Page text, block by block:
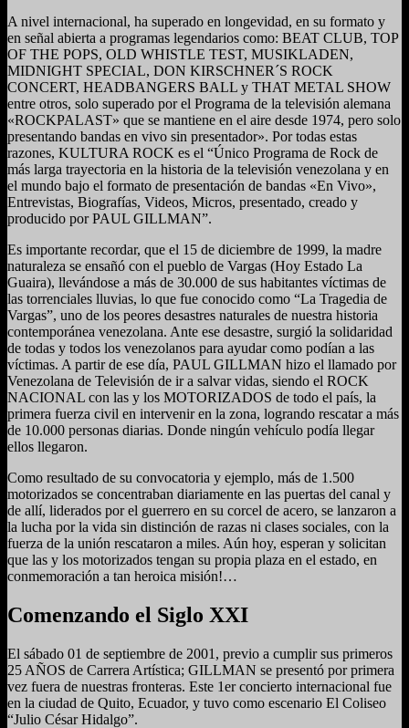
A nivel internacional, ha superado en longevidad, en su formato y
en señal abierta a programas legendarios como: BEAT CLUB, TOP
OF THE POPS, OLD WHISTLE TEST, MUSIKLADEN,
MIDNIGHT SPECIAL, DON KIRSCHNER´S ROCK
CONCERT, HEADBANGERS BALL y THAT METAL SHOW
entre otros, solo superado por el Programa de la televisión alemana
«ROCKPALAST» que se mantiene en el aire desde 1974, pero solo
presentando bandas en vivo sin presentador». Por todas estas
razones, KULTURA ROCK es el “Único Programa de Rock de
más larga trayectoria en la historia de la televisión venezolana y en
el mundo bajo el formato de presentación de bandas «En Vivo»,
Entrevistas, Biografías, Videos, Micros, presentado, creado y
producido por PAUL GILLMAN”.
Es importante recordar, que el 15 de diciembre de 1999, la madre
naturaleza se ensañó con el pueblo de Vargas (Hoy Estado La
Guaira), llevándose a más de 30.000 de sus habitantes víctimas de
las torrenciales lluvias, lo que fue conocido como “La Tragedia de
Vargas”, uno de los peores desastres naturales de nuestra historia
contemporánea venezolana. Ante ese desastre, surgió la solidaridad
de todas y todos los venezolanos para ayudar como podían a las
víctimas. A partir de ese día, PAUL GILLMAN hizo el llamado por
Venezolana de Televisión de ir a salvar vidas, siendo el ROCK
NACIONAL con las y los MOTORIZADOS de todo el país, la
primera fuerza civil en intervenir en la zona, logrando rescatar a más
de 10.000 personas diarias. Donde ningún vehículo podía llegar
ellos llegaron.
Como resultado de su convocatoria y ejemplo, más de 1.500
motorizados se concentraban diariamente en las puertas del canal y
de allí, liderados por el guerrero en su corcel de acero, se lanzaron a
la lucha por la vida sin distinción de razas ni clases sociales, con la
fuerza de la unión rescataron a miles. Aún hoy, esperan y solicitan
que las y los motorizados tengan su propia plaza en el estado, en
conmemoración a tan heroica misión!…
Comenzando el Siglo XXI
El sábado 01 de septiembre de 2001, previo a cumplir sus primeros
25 AÑOS de Carrera Artística; GILLMAN se presentó por primera
vez fuera de nuestras fronteras. Este 1er concierto internacional fue
en la ciudad de Quito, Ecuador, y tuvo como escenario El Coliseo
“Julio César Hidalgo”.